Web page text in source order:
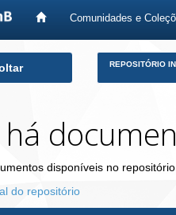
Comunidades e
REPOSITÓRIO
há
disponíveis no
do repositório